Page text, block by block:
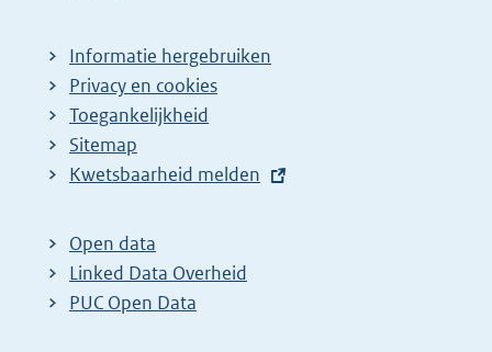
Informatie hergebruiken
Privacy en cookies
Toegankelijkheid
Sitemap
E
t
e
r
Kwetsbaarheid melden
Open data
Linked Data Overheid
PUC Open Data